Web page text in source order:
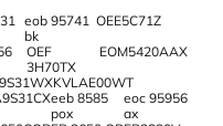
eob 95741
bk
OEE5C71Z
OEF
3H70TX
EOM5420AAX
KVLAE00WT
eeb 8585
pox
eoc 95956
ax